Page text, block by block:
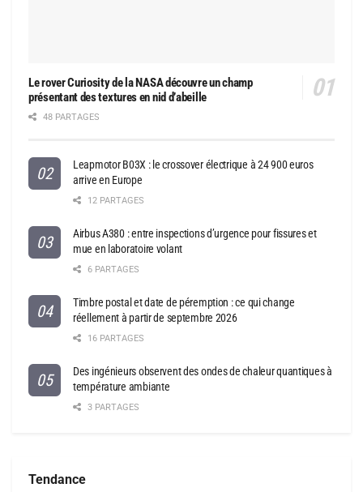
Le rover Curiosity de la NASA découvre un champ
présentant des textures en nid d’abeille
48 PARTAGES
Leapmotor B03X : le crossover électrique à 24 900 euros
arrive en Europe
12 PARTAGES
Airbus A380 : entre inspections d’urgence pour fissures et
mue en laboratoire volant
6 PARTAGES
Timbre postal et date de péremption : ce qui change
réellement à partir de septembre 2026
16 PARTAGES
Des ingénieurs observent des ondes de chaleur quantiques à
température ambiante
3 PARTAGES
Tendance